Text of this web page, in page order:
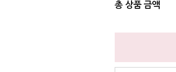
총 상품 금액